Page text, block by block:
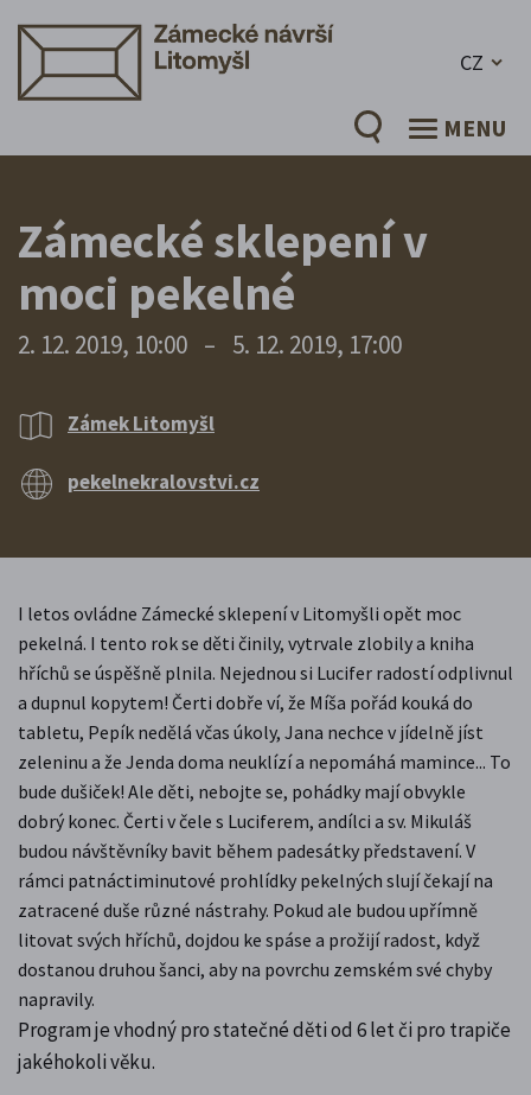
CZ
MENU
Zámecké sklepení v
moci pekelné
2. 12. 2019, 10:00 – 5. 12. 2019, 17:00
Zámek Litomyšl
pekelnekralovstvi.cz
I letos ovládne Zámecké sklepení v Litomyšli opět moc
pekelná. I tento rok se děti činily, vytrvale zlobily a kniha
hříchů se úspěšně plnila. Nejednou si Lucifer radostí odplivnul
a dupnul kopytem! Čerti dobře ví, že Míša pořád kouká do
tabletu, Pepík nedělá včas úkoly, Jana nechce v jídelně jíst
zeleninu a že Jenda doma neuklízí a nepomáhá mamince... To
bude dušiček! Ale děti, nebojte se, pohádky mají obvykle
dobrý konec. Čerti v čele s Luciferem, andílci a sv. Mikuláš
budou návštěvníky bavit během padesátky představení. V
rámci patnáctiminutové prohlídky pekelných slují čekají na
zatracené duše různé nástrahy. Pokud ale budou upřímně
litovat svých hříchů, dojdou ke spáse a prožijí radost, když
dostanou druhou šanci, aby na povrchu zemském své chyby
napravily.
Program je vhodný pro statečné děti od 6 let či pro trapiče
jakéhokoli věku.